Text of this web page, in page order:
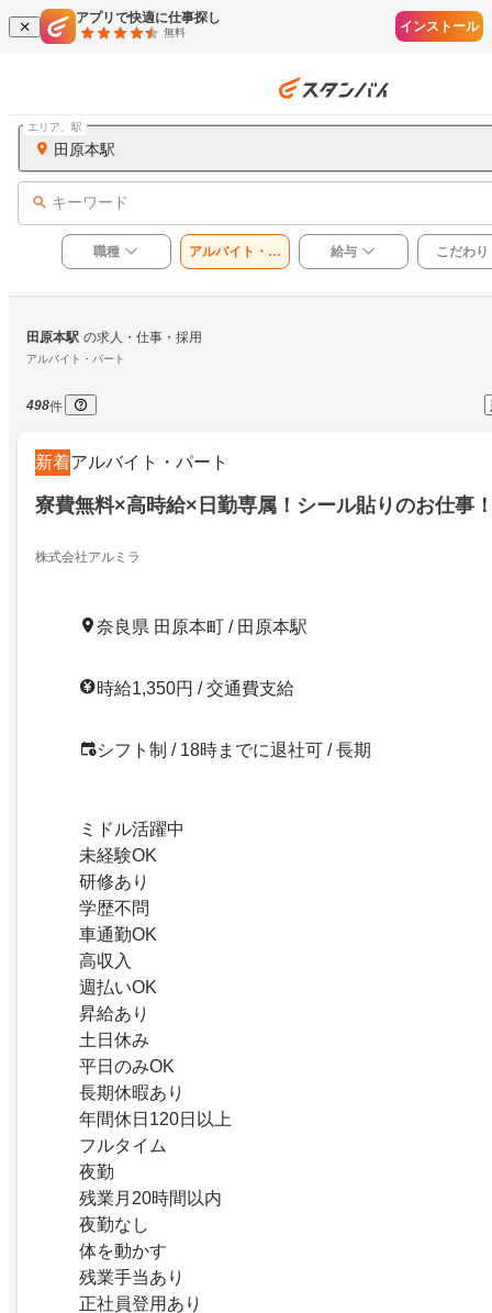
アプリで快適に仕事探し
無料 インストール
田原本駅
エリア、駅
キーワード
職種
アルバイト・パ
ート
給与 こだわり
田原本駅 の求人・仕事・採用
アルバイト・パート
498件
新着アルバイト・パート
寮費無料×高時給×日勤専属！シール貼りのお仕事
株式会社アルミラ
奈良県 田原本町 / 田原本駅
時給1,350円 / 交通費支給
シフト制 / 18時までに退社可 / 長期
ミドル活躍中
未経験OK
研修あり
学歴不問
車通勤OK
高収入
週払いOK
昇給あり
土日休み
平日のみOK
長期休暇あり
年間休日120日以上
フルタイム
夜勤
残業月20時間以内
夜勤なし
体を動かす
残業手当あり
正社員登用あり